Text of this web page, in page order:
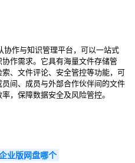
协作与知识管理平台，可以一站式
作需求。它具有海量文件存储管
、文件评论、安全管控等功能，可
间、成员与外部合作伙伴间的文件
，保障数据安全及风险管控。
业版网盘哪个